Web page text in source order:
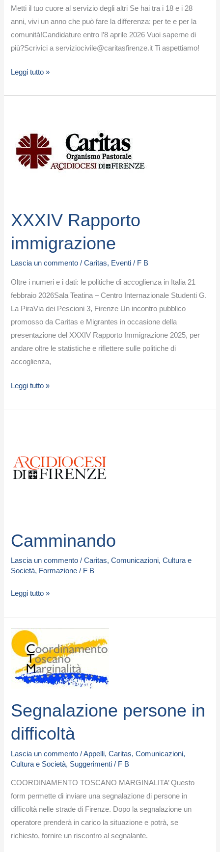
Metti il tuo cuore al servizio degli altri Se hai tra i 18 e i 28
anni, vivi un anno che può fare la differenza: per te e per la
comunità!Candidature entro l’8 aprile 2026 Vuoi saperne di
più?Scrivici a serviziocivile@caritasfirenze.it Ti aspettiamo!
Leggi tutto »
XXXIV Rapporto
immigrazione
Lascia un commento /Caritas, Eventi / F B
Oltre i numeri e i dati: le politiche di accoglienza in Italia 21
febbraio 2026Sala Teatina – Centro Internazionale Studenti G.
La PiraVia dei Pescioni 3, Firenze Un incontro pubblico
promosso da Caritas e Migrantes in occasione della
presentazione del XXXIV Rapporto Immigrazione 2025, per
andare oltre le statistiche e riflettere sulle politiche di
accoglienza,
immigrazione
Leggi tutto »
Camminando
Lascia un commento /Caritas,Comunicazioni,Cultura e
Società, Formazione / F B
Leggi tutto »
Segnalazione persone in
difficoltà
Lascia un commento /Appelli,Caritas,Comunicazioni,
Cultura e Società, Suggerimenti / F B
COORDINAMENTO TOSCANO MARGINALITA’ Questo
form permette di inviare una segnalazione di persone in
difficoltà nelle strade di Firenze. Dopo la segnalazione un
operatore prenderà in carico la situazione e potrà, se
richiesto, fornire un riscontro al segnalante.
Segnalazione
persone
difficoltà